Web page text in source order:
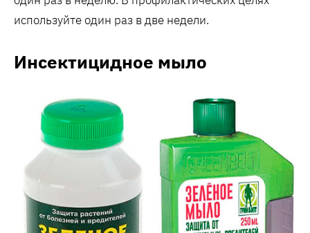
используйте один раз в две недели.
Инсектицидное мыло